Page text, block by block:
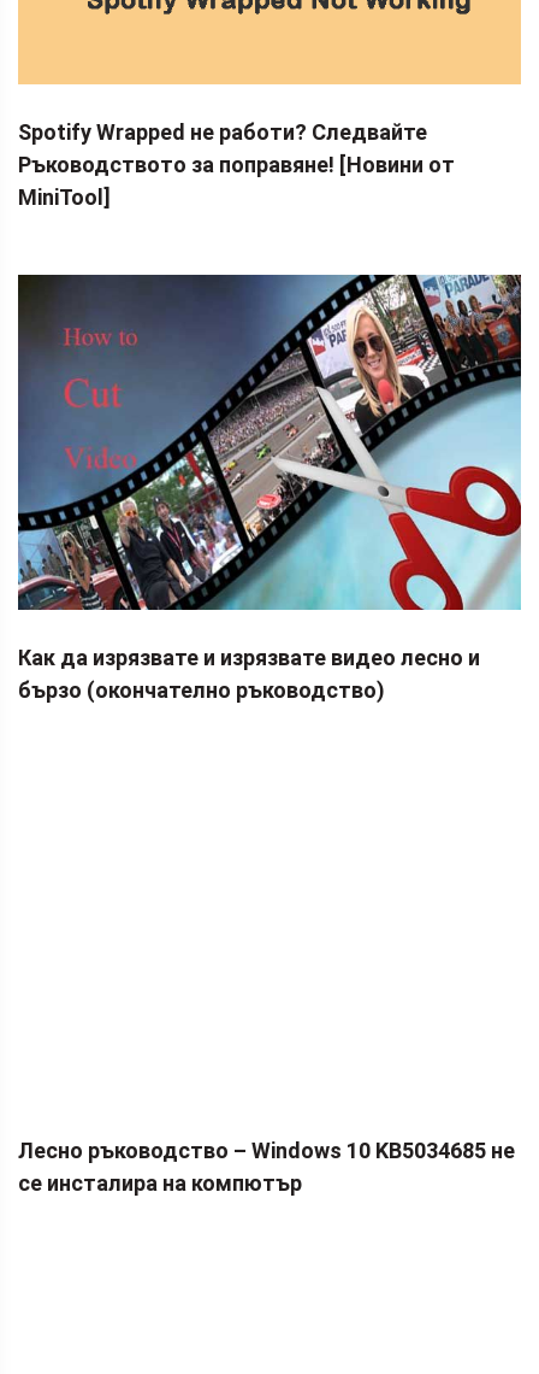
Spotify Wrapped не работи? Следвайте
Ръководството за поправяне! [Новини от
MiniTool]
Как да изрязвате и изрязвате видео лесно и
бързо (окончателно ръководство)
Лесно ръководство – Windows 10 KB5034685 не
се инсталира на компютър